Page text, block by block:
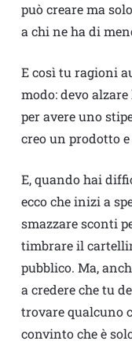
può creare ma
a chi ne ha di
E così tu ragioni
modo: devo
per avere uno
creo un prodotto
E, quando hai
ecco che inizi a
smazzare sconti
timbrare il
pubblico. Ma,
a credere che tu
trovare qualcuno
convinto che è